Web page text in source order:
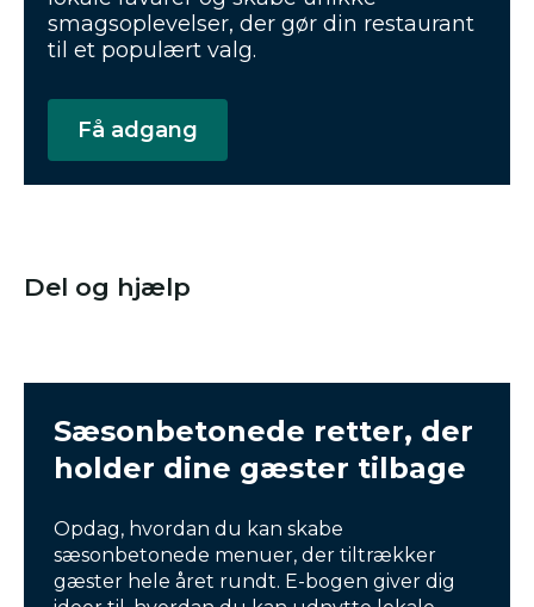
smagsoplevelser, der gør din restaurant
til et populært valg.
Få adgang
Del og hjælp
Sæsonbetonede retter, der
holder dine gæster tilbage
Opdag, hvordan du kan skabe
sæsonbetonede menuer, der tiltrækker
gæster hele året rundt. E-bogen giver dig